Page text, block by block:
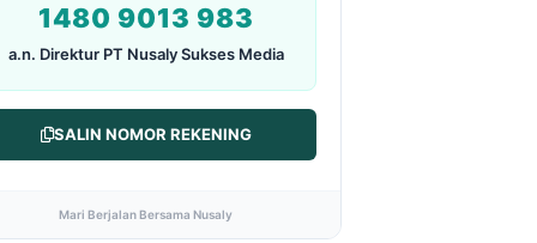
1480 9013 983
a.n. Direktur PT Nusaly Sukses Media
SALIN NOMOR REKENING
Mari Berjalan Bersama Nusaly